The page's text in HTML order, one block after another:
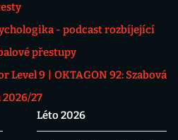
- podcast rozbíjející
přestupy
Level 9
OKTAGON 92: Szabová
2026/27
Léto 2026